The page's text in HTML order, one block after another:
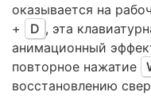
оказывается на
+
D , эта
анимационный
повторное нажатие
восстановлению